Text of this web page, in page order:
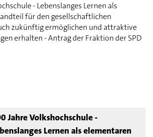
- Lebenslanges Lernen als
für den gesellschaftlichen
zukünftig ermöglichen und attraktive
erhalten - Antrag der Fraktion der SPD
Jahre Volkshochschule -
Lernen als elementaren